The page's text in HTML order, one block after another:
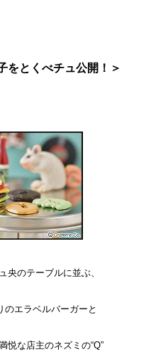
をとくべチュ公開！＞
央のテーブルに並ぶ、
のエラベルバーガーと
悦な店主のネズミの“Q”